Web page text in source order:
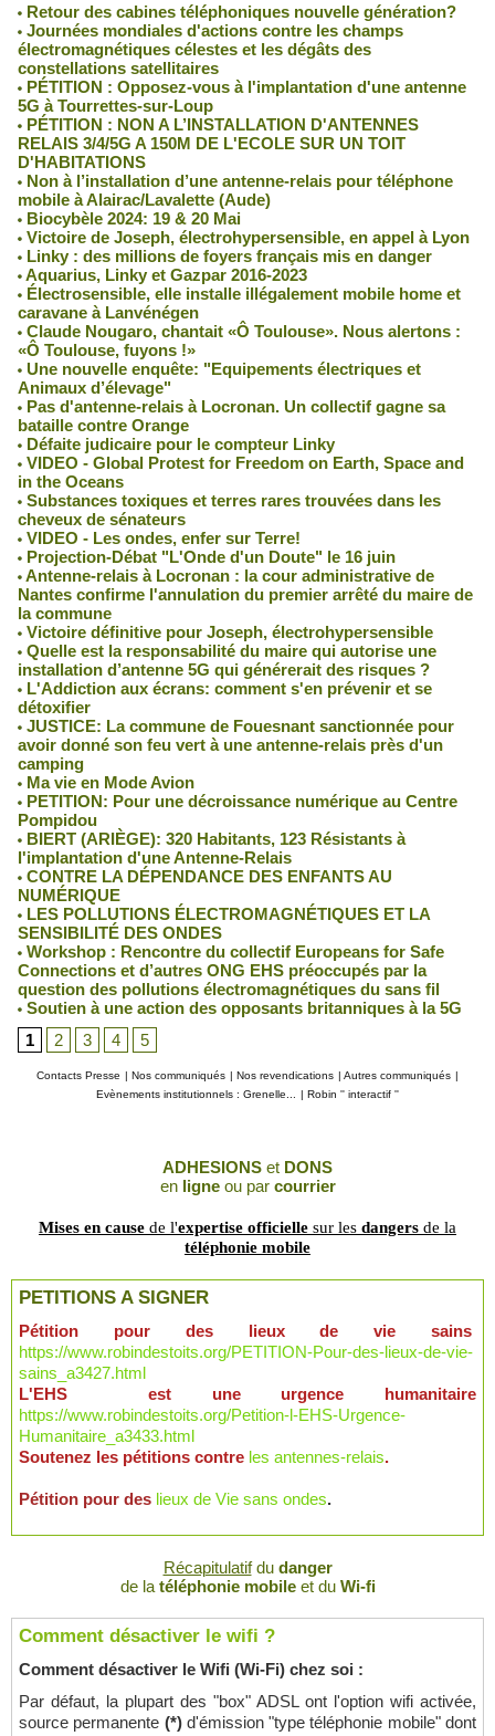
ADHESIONS et DONS
en ligneou par courrier
Mises en cause de l'expertise officielle sur les dangers de la
téléphonie mobile
PETITIONS A SIGNER
Pétition pour des lieux de vie sains
https://www.robindestoits.org/PETITION-Pour-des-lieux-de-vie-
sains_a3427.html
L'EHS est une urgence humanitaire
https://www.robindestoits.org/Petition-l-EHS-Urgence-
Humanitaire_a3433.html
Soutenez les pétitions contre les antennes-relais.
Pétition pour des lieux de Vie sans ondes.
Récapitulatifdu danger
de la téléphonie mobileet du Wi-fi
Comment désactiver le wifi ?
Comment désactiver le Wifi (Wi-Fi) chez soi :
Par défaut, la plupart des "box" ADSL ont l'option wifi activée,
source permanente (*)d'émission "type téléphonie mobile" dont
Retour des cabines téléphoniques nouvelle génération?
Journées mondiales d'actions contre les champs
électromagnétiques célestes et les dégâts des
constellations satellitaires
PÉTITION : Opposez-vous à l'implantation d'une antenne
5G à Tourrettes-sur-Loup
PÉTITION : NON A L’INSTALLATION D'ANTENNES
RELAIS 3/4/5G A 150M DE L'ECOLE SUR UN TOIT
D'HABITATIONS
Non à l’installation d’une antenne-relais pour téléphone
mobile à Alairac/Lavalette (Aude)
Biocybèle 2024: 19 & 20 Mai
Victoire de Joseph, électrohypersensible, en appel à Lyon
Linky : des millions de foyers français mis en danger
Aquarius, Linky et Gazpar 2016-2023
Électrosensible, elle installe illégalement mobile home et
caravane à Lanvénégen
Claude Nougaro, chantait «Ô Toulouse». Nous alertons :
«Ô Toulouse, fuyons !»
Une nouvelle enquête: "Equipements électriques et
Animaux d’élevage"
Pas d'antenne-relais à Locronan. Un collectif gagne sa
bataille contre Orange
Défaite judicaire pour le compteur Linky
VIDEO - Global Protest for Freedom on Earth, Space and
in the Oceans
Substances toxiques et terres rares trouvées dans les
cheveux de sénateurs
VIDEO - Les ondes, enfer sur Terre!
Projection-Débat "L'Onde d'un Doute" le 16 juin
Antenne-relais à Locronan : la cour administrative de
Nantes confirme l'annulation du premier arrêté du maire de
la commune
Victoire définitive pour Joseph, électrohypersensible
Quelle est la responsabilité du maire qui autorise une
installation d’antenne 5G qui générerait des risques ?
L'Addiction aux écrans: comment s'en prévenir et se
détoxifier
JUSTICE: La commune de Fouesnant sanctionnée pour
avoir donné son feu vert à une antenne-relais près d'un
camping
Ma vie en Mode Avion
PETITION: Pour une décroissance numérique au Centre
Pompidou
BIERT (ARIÈGE): 320 Habitants, 123 Résistants à
l'implantation d'une Antenne-Relais
CONTRE LA DÉPENDANCE DES ENFANTS AU
NUMÉRIQUE
LES POLLUTIONS ÉLECTROMAGNÉTIQUES ET LA
SENSIBILITÉ DES ONDES
Workshop : Rencontre du collectif Europeans for Safe
Connections et d’autres ONG EHS préoccupés par la
question des pollutions électromagnétiques du sans fil
Soutien à une action des opposants britanniques à la 5G
1
2 3 4 5
Contacts Presse | Nos communiqués | Nos revendications | Autres communiqués |
Evènements institutionnels : Grenelle...
| Robin '' interactif ''